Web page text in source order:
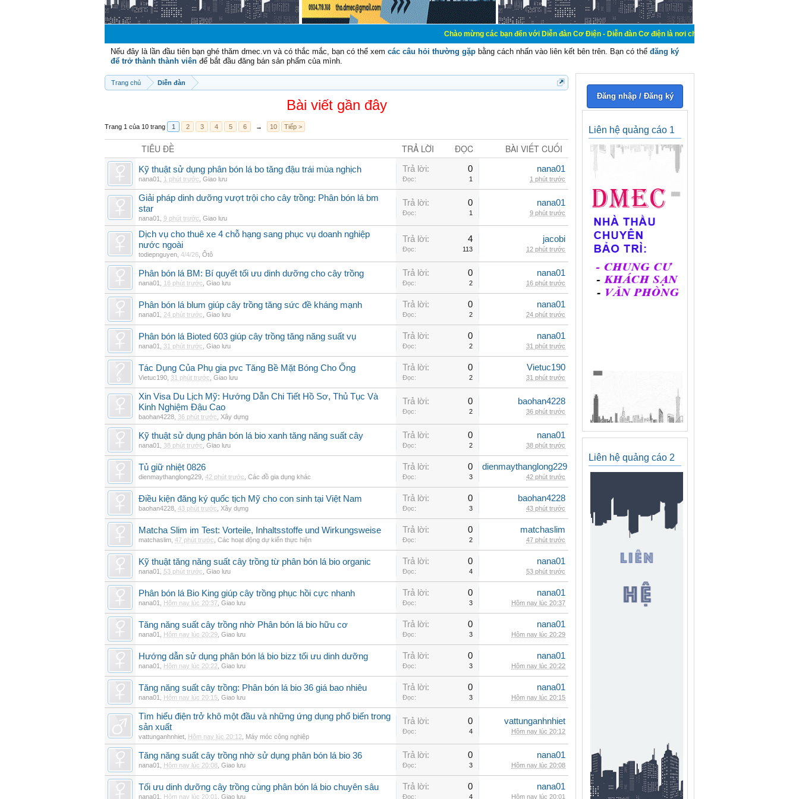
Chào mừng các bạn đến với Diễn đàn Cơ Điện - Diễn đàn Cơ điện là nơi chia sẽ kiến thức kinh nghiệm trong lãnh
Nếu đây là lần đầu tiên bạn ghé thăm dmec.vn và có thắc mắc, bạn có thể xem các câu hỏi thường gặp bằng cách nhấn vào liên kết bên trên. Bạn có thể đăng ký
để trở thành thành viên để bắt đầu đăng bán sản phẩm của mình.
Trang chủ Diễn đàn
Bài viết gần đây
Trang 1 của 10 trang 1 2 3 4 5 6 → 10 Tiếp >
TIÊU ĐỀ TRẢ LỜI ĐỌC BÀI VIẾT CUỐI
Kỹ thuật sử dụng phân bón lá bo tăng đậu trái mùa nghịch
nana01 1 phút trước Giao lưu
Trả lời: 0
Đọc: 1
nana01
1 phút trước
Giải pháp dinh dưỡng vượt trội cho cây trồng: Phân bón lá bm
star
nana01 9 phút trước Giao lưu
Trả lời: 0
Đọc: 1
nana01
9 phút trước
Dịch vụ cho thuê xe 4 chỗ hạng sang phục vụ doanh nghiệp
nước ngoài
todiepnguyen 4/4/26 Ôtô
Trả lời: 4
Đọc: 113
jacobi
12 phút trước
Phân bón lá BM: Bí quyết tối ưu dinh dưỡng cho cây trồng
nana01 16 phút trước Giao lưu
Trả lời: 0
Đọc: 2
nana01
16 phút trước
Phân bón lá blum giúp cây trồng tăng sức đề kháng mạnh
nana01 24 phút trước Giao lưu
Trả lời: 0
Đọc: 2
nana01
24 phút trước
Phân bón lá Bioted 603 giúp cây trồng tăng năng suất vụ
nana01 31 phút trước Giao lưu
Trả lời: 0
Đọc: 2
nana01
31 phút trước
Tác Dụng Của Phụ gia pvc Tăng Bề Mặt Bóng Cho Ống
Vietuc190 31 phút trước Giao lưu
Trả lời: 0
Đọc: 2
Vietuc190
31 phút trước
Xin Visa Du Lịch Mỹ: Hướng Dẫn Chi Tiết Hồ Sơ, Thủ Tục Và
Kinh Nghiệm Đậu Cao
baohan4228 36 phút trước Xây dựng
Trả lời: 0
Đọc: 2
baohan4228
36 phút trước
Kỹ thuật sử dụng phân bón lá bio xanh tăng năng suất cây
nana01 38 phút trước Giao lưu
Trả lời: 0
Đọc: 2
nana01
38 phút trước
Tủ giữ nhiệt 0826
dienmaythanglong229 42 phút trước Các đồ gia dụng khác
Trả lời: 0
Đọc: 3
dienmaythanglong229
42 phút trước
Điều kiện đăng ký quốc tịch Mỹ cho con sinh tại Việt Nam
baohan4228 43 phút trước Xây dựng
Trả lời: 0
Đọc: 3
baohan4228
43 phút trước
Matcha Slim im Test: Vorteile, Inhaltsstoffe und Wirkungsweise
matchaslim 47 phút trước Các hoạt động dự kiến thực hiện
Trả lời: 0
Đọc: 2
matchaslim
47 phút trước
Kỹ thuật tăng năng suất cây trồng từ phân bón lá bio organic
nana01 53 phút trước Giao lưu
Trả lời: 0
Đọc: 4
nana01
53 phút trước
Phân bón lá Bio King giúp cây trồng phục hồi cực nhanh
nana01 Hôm nay lúc 20:37 Giao lưu
Trả lời: 0
Đọc: 3
nana01
Hôm nay lúc 20:37
Tăng năng suất cây trồng nhờ Phân bón lá bio hữu cơ
nana01 Hôm nay lúc 20:29 Giao lưu
Trả lời: 0
Đọc: 3
nana01
Hôm nay lúc 20:29
Hướng dẫn sử dụng phân bón lá bio bizz tối ưu dinh dưỡng
nana01 Hôm nay lúc 20:22 Giao lưu
Trả lời: 0
Đọc: 3
nana01
Hôm nay lúc 20:22
Tăng năng suất cây trồng: Phân bón lá bio 36 giá bao nhiêu
nana01 Hôm nay lúc 20:15 Giao lưu
Trả lời: 0
Đọc: 3
nana01
Hôm nay lúc 20:15
Tìm hiểu điện trở khô một đầu và những ứng dụng phổ biến trong
sản xuất
vattunganhnhiet Hôm nay lúc 20:12 Máy móc công nghiệp
Trả lời: 0
Đọc: 4
vattunganhnhiet
Hôm nay lúc 20:12
Tăng năng suất cây trồng nhờ sử dụng phân bón lá bio 36
nana01 Hôm nay lúc 20:08 Giao lưu
Trả lời: 0
Đọc: 3
nana01
Hôm nay lúc 20:08
Tối ưu dinh dưỡng cây trồng cùng phân bón lá bio chuyên sâu
nana01 Hôm nay lúc 20:01 Giao lưu
Trả lời: 0
Đọc: 4
nana01
Hôm nay lúc 20:01
Đăng nhập / Đăng ký
Liên hệ quảng cáo 1
Liên hệ quảng cáo 2